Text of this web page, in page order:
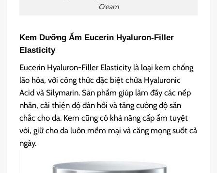
Cream
Kem Dưỡng Ẩm Eucerin Hyaluron-Filler
Elasticity
Eucerin Hyaluron-Filler Elasticity là loại kem chống
lão hóa, với công thức đặc biệt chứa Hyaluronic
Acid và Silymarin. Sản phẩm giúp làm đầy các nếp
nhăn, cải thiện độ đàn hồi và tăng cường độ săn
chắc cho da. Kem cũng có khả năng cấp ẩm tuyệt
vời, giữ cho da luôn mềm mại và căng mọng suốt cả
ngày.